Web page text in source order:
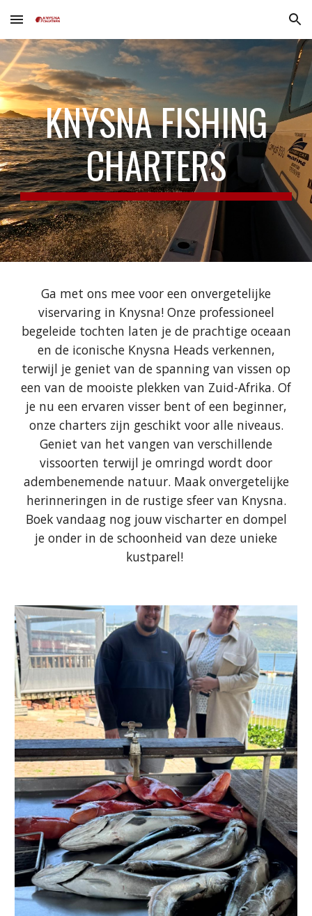
Skip to main content Skip to navigation
KNYSNA FISHING
CHARTERS
Ga met ons mee voor een onvergetelijke
viservaring in Knysna! Onze professioneel
begeleide tochten laten je de prachtige oceaan
en de iconische Knysna Heads verkennen,
terwijl je geniet van de spanning van vissen op
een van de mooiste plekken van Zuid-Afrika. Of
je nu een ervaren visser bent of een beginner,
onze charters zijn geschikt voor alle niveaus.
Geniet van het vangen van verschillende
vissoorten terwijl je omringd wordt door
adembenemende natuur. Maak onvergetelijke
herinneringen in de rustige sfeer van Knysna.
Boek vandaag nog jouw vischarter en dompel
je onder in de schoonheid van deze unieke
kustparel!